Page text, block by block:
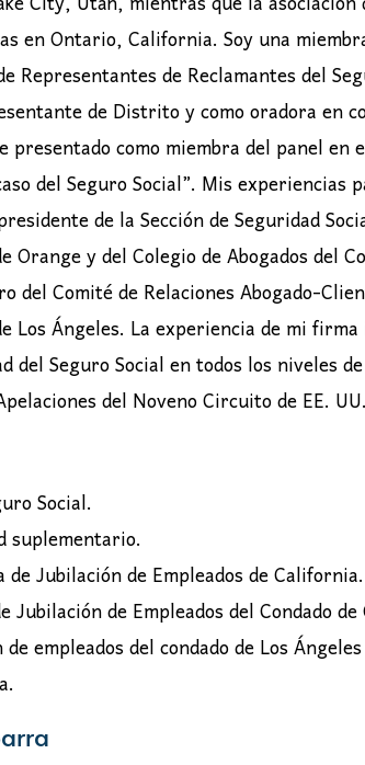
en Ontario, California. Soy una
Representantes de Reclamantes del
de Distrito y como oradora en
presentado como miembra del panel en
del Seguro Social”. Mis experiencias
de la Sección de Seguridad
Orange y del Colegio de Abogados del
del Comité de Relaciones Abogado-
Los Ángeles. La experiencia de mi
del Seguro Social en todos los niveles
del Noveno Circuito de EE. UU.
Social.
suplementario.
de Jubilación de Empleados de California.
Jubilación de Empleados del Condado
empleados del condado de Los Ángeles